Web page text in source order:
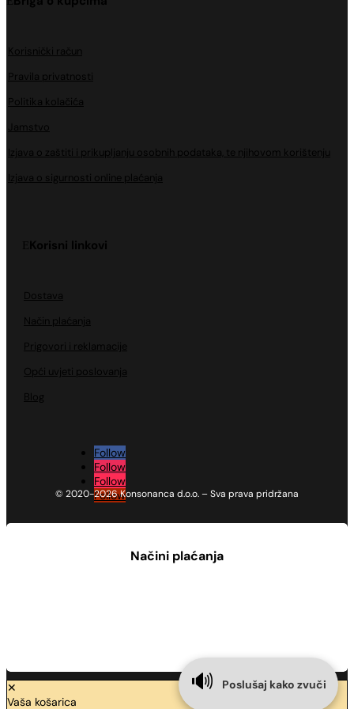
Korisnički račun
Pravila privatnosti
Politika kolačića
Jamstvo
Izjava o zaštiti i prikupljanju osobnih podataka, te njihovom korištenju
Izjava o sigurnosti online plaćanja
Korisni linkovi
Dostava
Način plaćanja
Prigovori i reklamacije
Opći uvjeti poslovanja
Blog
Follow
Follow
Follow
Follow
© 2020-2026 Konsonanca d.o.o. – Sva prava pridržana
Načini plaćanja
🔊 Poslušaj kako zvuči
✕
Vaša košarica